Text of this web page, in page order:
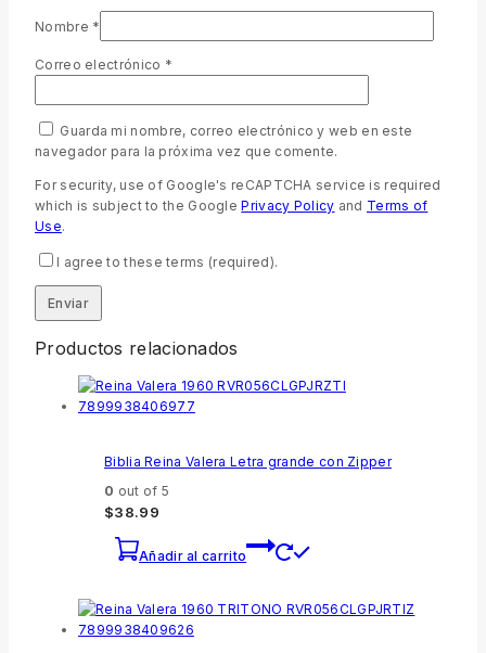
Nombre *
Correo electrónico *
Guarda mi nombre, correo electrónico y web en este
navegador para la próxima vez que comente.
For security, use of Google's reCAPTCHA service is required
which is subject to the GooglePrivacy Policy and Terms of
Use.
I agree to these terms (required).
Productos relacionados
Biblia Reina Valera Letra grande con Zipper
0 out of 5
$38.99
Añadir al carrito